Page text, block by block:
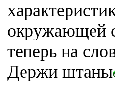
окружающей
теперь на
Держи штаны